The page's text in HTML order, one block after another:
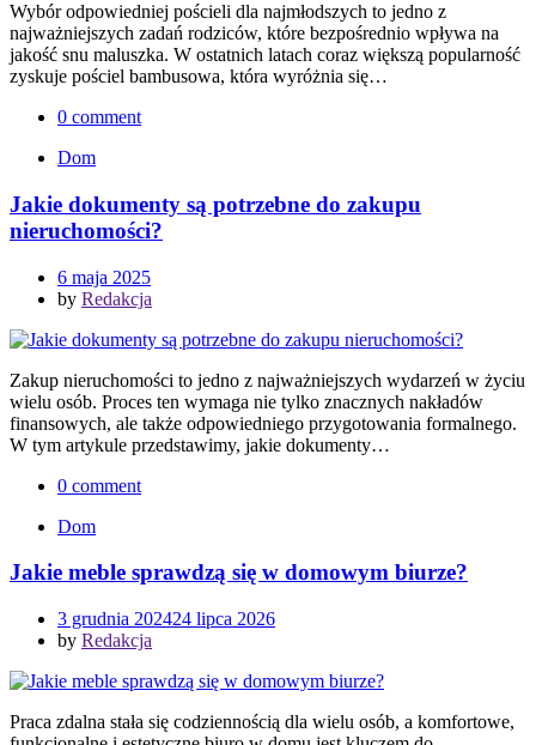
Wybór odpowiedniej pościeli dla najmłodszych to jedno z
najważniejszych zadań rodziców, które bezpośrednio wpływa na
jakość snu maluszka. W ostatnich latach coraz większą popularność
zyskuje pościel bambusowa, która wyróżnia się…
0 comment
Dom
Jakie dokumenty są potrzebne do zakupu
nieruchomości?
6 maja 2025
by Redakcja
Zakup nieruchomości to jedno z najważniejszych wydarzeń w życiu
wielu osób. Proces ten wymaga nie tylko znacznych nakładów
finansowych, ale także odpowiedniego przygotowania formalnego.
W tym artykule przedstawimy, jakie dokumenty…
0 comment
Dom
Jakie meble sprawdzą się w domowym biurze?
3 grudnia 202424 lipca 2026
by Redakcja
Praca zdalna stała się codziennością dla wielu osób, a komfortowe,